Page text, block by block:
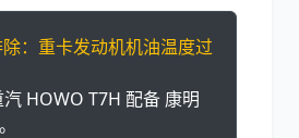
：重卡发动机机油温度过
汽 HOWO T7H 配备 康明